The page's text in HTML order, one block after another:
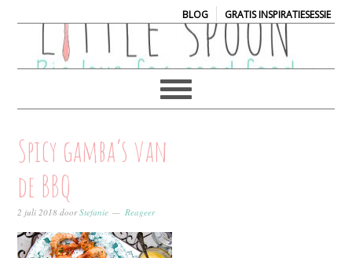
BLOG| GRATIS INSPIRATIESESSIE
Spicy gamba’s van
de BBQ
2 juli 2018 doorStefanie Reageer